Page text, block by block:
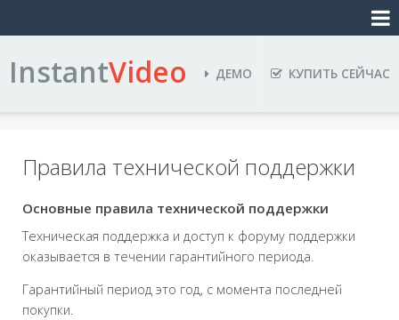
InstantVideo ДЕМО КУПИТЬ СЕЙЧАС
Правила технической поддержки
Основные правила технической поддержки
Техническая поддержка и доступ к форуму поддержки
оказывается в течении гарантийного периода.
Гарантийный период это год, с момента последней
покупки.